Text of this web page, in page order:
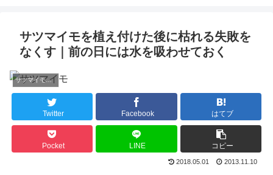
サツマイモを植え付けた後に枯れる失敗を
なくす｜前の日には水を吸わせておく
サツマイモの育て方
Twitter Facebook はてブ
Pocket LINE コピー
2018.05.01 2013.11.10